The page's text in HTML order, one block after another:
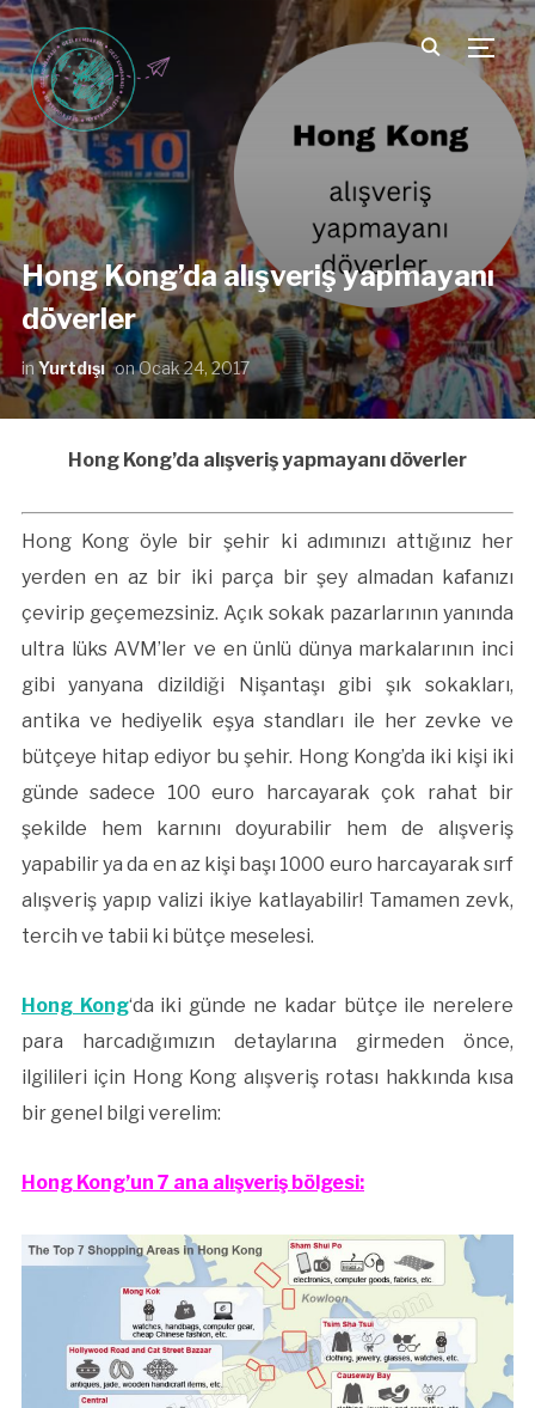
Hong Kong’da alışveriş yapmayanı
döverler
in Yurtdışı onOcak 24, 2017
Hong Kong’da alışveriş yapmayanı döverler
Hong Kong öyle bir şehir ki adımınızı attığınız her
yerden en az bir iki parça bir şey almadan kafanızı
çevirip geçemezsiniz. Açık sokak pazarlarının yanında
ultra lüks AVM’ler ve en ünlü dünya markalarının inci
gibi yanyana dizildiği Nişantaşı gibi şık sokakları,
antika ve hediyelik eşya standları ile her zevke ve
bütçeye hitap ediyor bu şehir. Hong Kong’da iki kişi iki
günde sadece 100 euro harcayarak çok rahat bir
şekilde hem karnını doyurabilir hem de alışveriş
yapabilir ya da en az kişi başı 1000 euro harcayarak sırf
alışveriş yapıp valizi ikiye katlayabilir! Tamamen zevk,
tercih ve tabii ki bütçe meselesi.
Hong Kong‘da iki günde ne kadar bütçe ile nerelere
para harcadığımızın detaylarına girmeden önce,
ilgilileri için Hong Kong alışveriş rotası hakkında kısa
bir genel bilgi verelim:
Hong Kong’un 7 ana alışveriş bölgesi: